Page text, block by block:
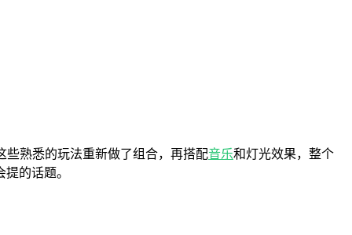
些熟悉的玩法重新做了组合，再搭配音乐和灯光效果，整个
的话题。